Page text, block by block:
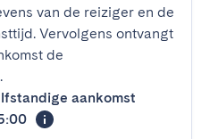
van de reiziger en de
Vervolgens ontvangt
de
.
aankomst